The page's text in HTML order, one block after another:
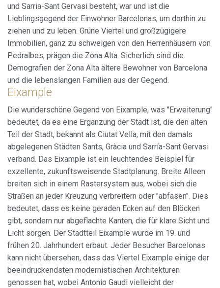
und Sarria-Sant Gervasi besteht, war und ist die
Lieblingsgegend der Einwohner Barcelonas, um dorthin zu
ziehen und zu leben. Grüne Viertel und großzügigere
Immobilien, ganz zu schweigen von den Herrenhäusern von
Pedralbes, prägen die Zona Alta. Sicherlich sind die
Demografien der Zona Alta ältere Bewohner von Barcelona
und die lebenslangen Familien aus der Gegend.
Eixample
Die wunderschöne Gegend von Eixample, was "Erweiterung"
bedeutet, da es eine Ergänzung der Stadt ist, die den alten
Teil der Stadt, bekannt als Ciutat Vella, mit den damals
abgelegenen Städten Sants, Gràcia und Sarría-Sant Gervasi
verband. Das Eixample ist ein leuchtendes Beispiel für
exzellente, zukunftsweisende Stadtplanung. Breite Alleen
breiten sich in einem Rastersystem aus, wobei sich die
Straßen an jeder Kreuzung verbreitern oder "abfasen". Dies
bedeutet, dass es keine geraden Ecken auf den Blöcken
gibt, sondern nur abgeflachte Kanten, die für klare Sicht und
Licht sorgen. Der Stadtteil Eixample wurde im 19. und
frühen 20. Jahrhundert erbaut. Jeder Besucher Barcelonas
kann nicht übersehen, dass das Viertel Eixample einige der
beeindruckendsten modernistischen Architekturen
genossen hat, wobei Antonio Gaudi vielleicht der